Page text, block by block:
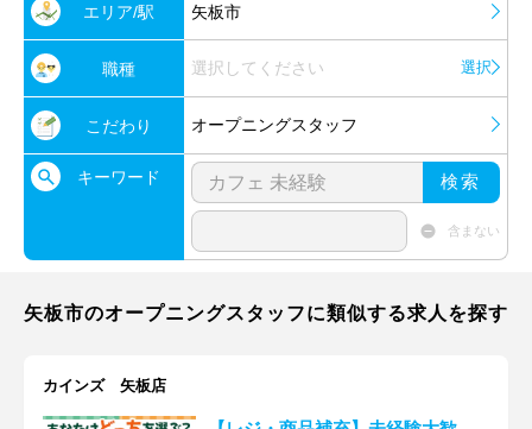
エリア/駅 矢板市
職種 選択してください 選択
こだわり オープニングスタッフ
キーワード 検索
含まない
矢板市のオープニングスタッフに類似する求人を探す
カインズ 矢板店